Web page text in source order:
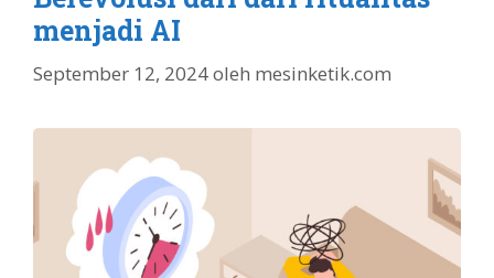
menjadi AI
September 12, 2024oleh mesinketik.com